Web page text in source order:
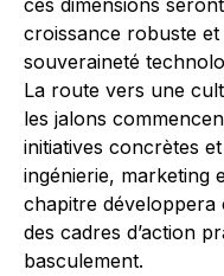
ces dimensions
croissance robuste
souveraineté
La route vers une
les jalons
initiatives concrètes
ingénierie, marketing
chapitre développera
des cadres d’action
basculement.